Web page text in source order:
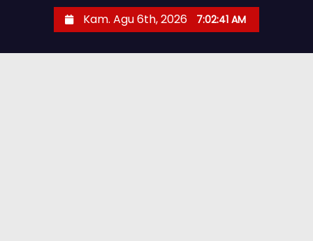
Kam. Agu 6th, 2026 7:02:42 AM